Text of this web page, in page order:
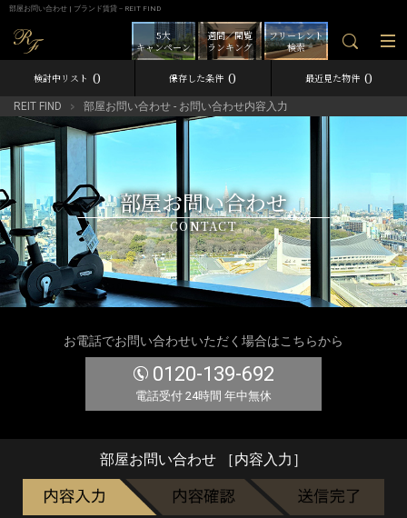
部屋お問い合わせ | ブランド賃貸－REIT FIND
フリーレント
検索
週間／閲覧
ランキング
5大
キャンペーン
検討中リスト 0 保存した条件 0 最近見た物件 0
REIT FIND 部屋お問い合わせ - お問い合わせ内容入力
部屋お問い合わせ
CONTACT
お電話でお問い合わせいただく場合はこちらから
0120-139-692
電話受付 24時間 年中無休
部屋お問い合わせ ［内容入力］